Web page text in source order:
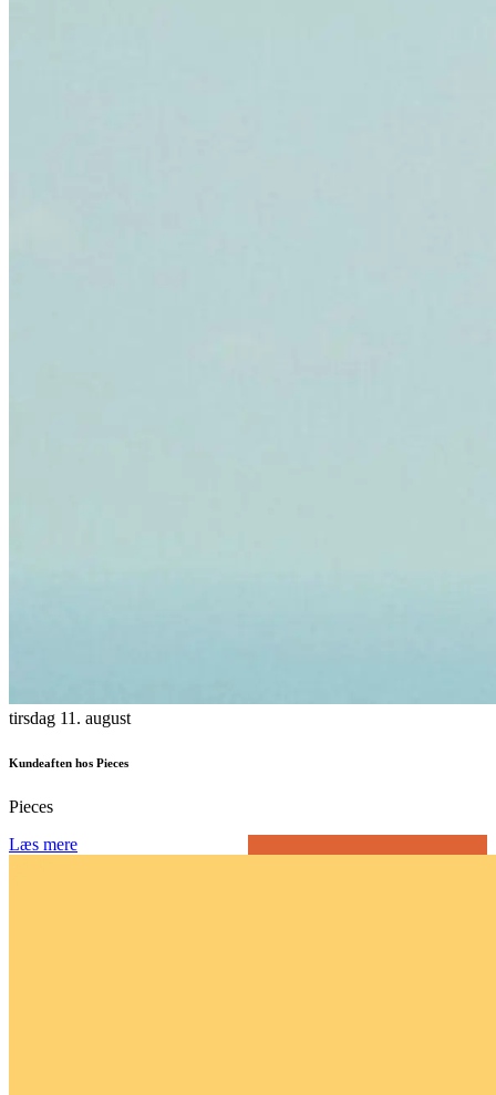
tirsdag 11. august
Kundeaften hos Pieces
Pieces
Læs mere